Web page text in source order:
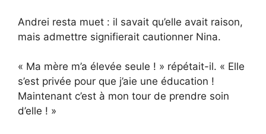
Andrei resta muet : il savait qu’elle avait raison,
mais admettre signifierait cautionner Nina.
« Ma mère m’a élevée seule ! » répétait-il. « Elle
s’est privée pour que j’aie une éducation !
Maintenant c’est à mon tour de prendre soin
d’elle ! »